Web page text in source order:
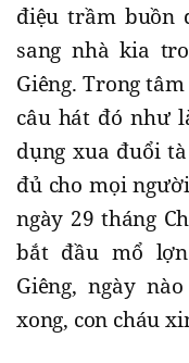
điệu trầm buồn
sang nhà kia
Giêng. Trong
câu hát đó như
dụng xua đuổi
đủ cho mọi
ngày 29 tháng
bắt đầu mổ
Giêng, ngày
xong, con cháu